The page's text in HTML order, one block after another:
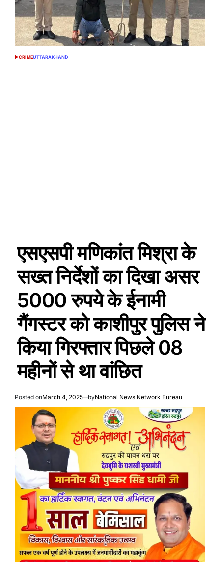
POSTED
CRIMEUTTARAKHAND
एसएसपी मणिकांत मिश्रा के
सख्त निर्देशों का दिखा असर
5000 रुपये के ईनामी
गैंगस्टर को काशीपुर पुलिस ने
किया गिरफ्तार पिछले 08
महीनों से था वांछित
Posted onMarch 4, 2025 byNational News Network Bureau